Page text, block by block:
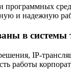
и надежную
в
IP-
работы